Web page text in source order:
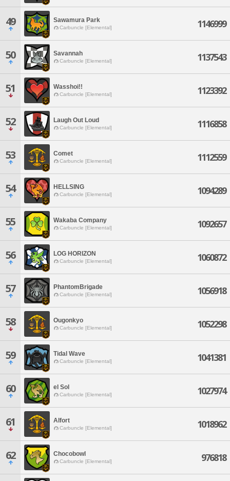
49 Sawamura Park
Carbuncle [Elemental] 1146999
50 Savannah
Carbuncle [Elemental] 1137543
51 Wasshoi!!
Carbuncle [Elemental] 1123392
52 Laugh Out Loud
Carbuncle [Elemental] 1116858
53 Comet
Carbuncle [Elemental] 1112559
54 HELLSING
Carbuncle [Elemental] 1094289
55 Wakaba Company
Carbuncle [Elemental] 1092657
56 LOG HORIZON
Carbuncle [Elemental] 1060872
57 PhantomBrigade
Carbuncle [Elemental] 1056918
58 Ougonkyo
Carbuncle [Elemental] 1052298
59 Tidal Wave
Carbuncle [Elemental] 1041381
60 el Sol
Carbuncle [Elemental] 1027974
61 Alfort
Carbuncle [Elemental] 1018962
62 Chocobowl
Carbuncle [Elemental] 976818